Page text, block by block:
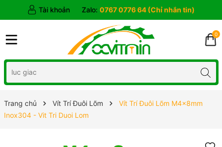
Tài khoản Zalo: 0767 0776 64 (Chỉ nhắn tin)
0
Trang chủ Vít Trí Đuôi Lõm
Vít Trí Đuôi Lõm M4x8mm
Inox304 - Vit Tri Duoi Lom